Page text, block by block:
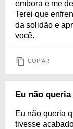
embora e me
Terei que
da solidão e
você.
COPIAR
Eu não
Eu não queria
tivesse